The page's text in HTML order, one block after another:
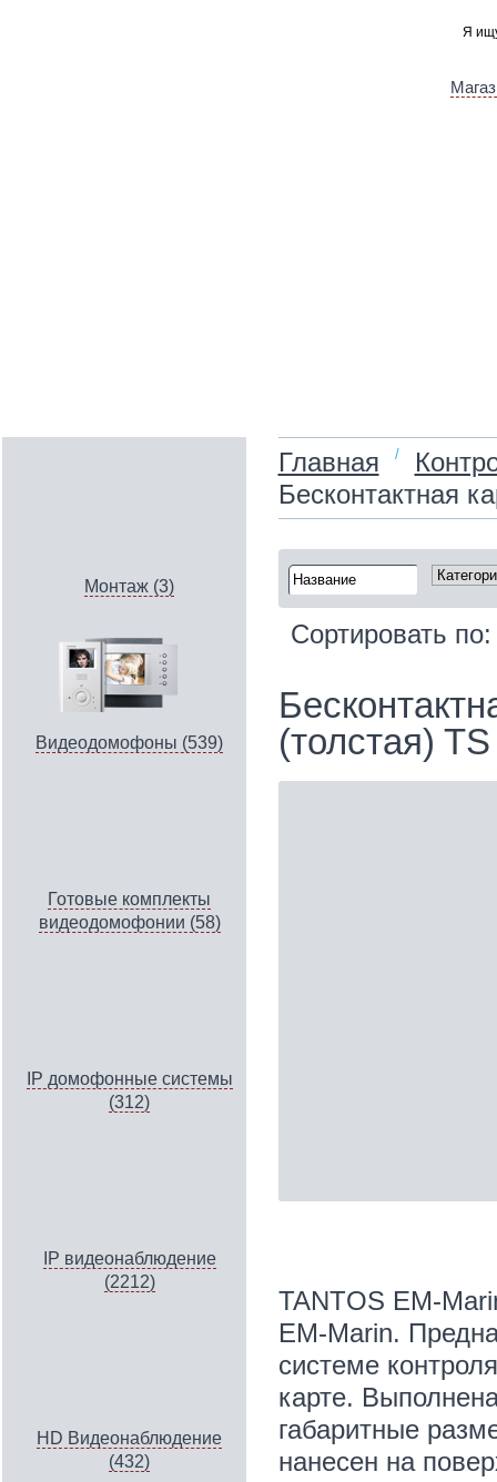
Монтаж (3)
Видеодомофоны (539)
Готовые комплекты
видеодомофонии (58)
IP домофонные системы
(312)
IP видеонаблюдение
(2212)
HD Видеонаблюдение
(432)
Главная /
Бесконтактная
Сортировать
(толстая) TS
TANTOS EM-
EM-Marin.
системе
карте.
габаритные
нанесен на